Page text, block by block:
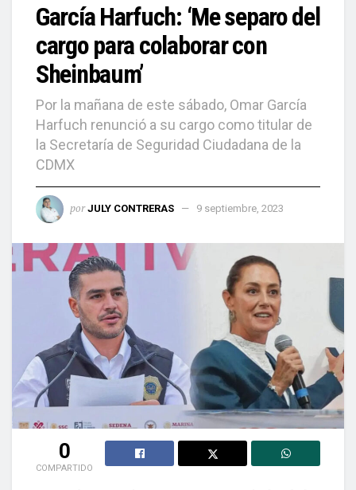
García Harfuch: ‘Me separo del
cargo para colaborar con
Sheinbaum’
Por la mañana de este sábado, Omar García
Harfuch renunció a su cargo como titular de
la Secretaría de Seguridad Ciudadana de la
CDMX
por JULY CONTRERAS 9 septiembre, 2023
0
COMPARTIDO